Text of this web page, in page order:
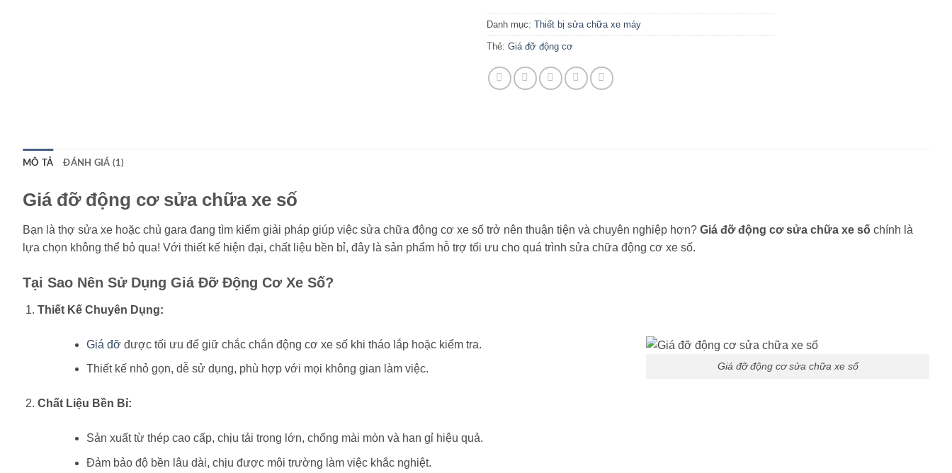
Danh mục: Thiết bị sửa chữa xe máy
Thẻ: Giá đỡ động cơ
MÔ TẢ ĐÁNH GIÁ (1)
Giá đỡ động cơ sửa chữa xe số
Bạn là thợ sửa xe hoặc chủ gara đang tìm kiếm giải pháp giúp việc sửa chữa động cơ xe số trở nên thuận tiện và chuyên nghiệp hơn? Giá đỡ động cơ sửa chữa xe số chính là
lựa chọn không thể bỏ qua! Với thiết kế hiện đại, chất liệu bền bỉ, đây là sản phẩm hỗ trợ tối ưu cho quá trình sửa chữa động cơ xe số.
Tại Sao Nên Sử Dụng Giá Đỡ Động Cơ Xe Số?
Thiết Kế Chuyên Dụng:
Giá đỡ được tối ưu để giữ chắc chắn động cơ xe số khi tháo lắp hoặc kiểm tra.
Giá đỡ động cơ sửa chữa xe số
Thiết kế nhỏ gọn, dễ sử dụng, phù hợp với mọi không gian làm việc.
Chất Liệu Bền Bỉ:
Sản xuất từ thép cao cấp, chịu tải trọng lớn, chống mài mòn và han gỉ hiệu quả.
Đảm bảo độ bền lâu dài, chịu được môi trường làm việc khắc nghiệt.